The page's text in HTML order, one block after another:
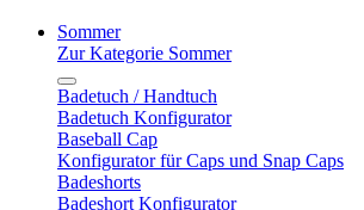
Sommer
Zur Kategorie Sommer
Badetuch / Handtuch
Badetuch Konfigurator
Baseball Cap
Konfigurator für Caps und Snap Caps
Badeshorts
Badeshort Konfigurator